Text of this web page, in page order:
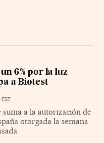
6% por la luz
a Biotest
EST
suma a la autorización de
otorgada la semana